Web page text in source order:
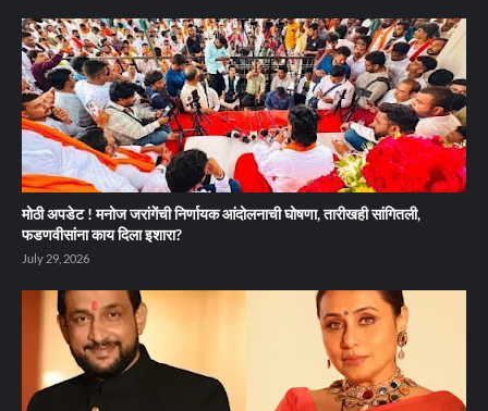
मोठी अपडेट ! मनोज जरांगेंची निर्णायक आंदोलनाची घोषणा, तारीखही सांगितली,
फडणवीसांना काय दिला इशारा?
July 29, 2026